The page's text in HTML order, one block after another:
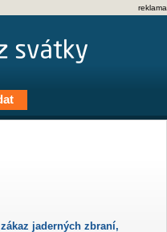
reklama
jaderných zbraní,